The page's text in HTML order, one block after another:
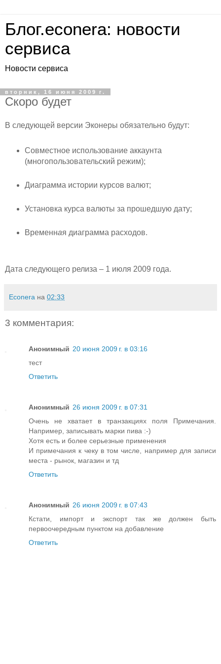
Блог.econera: новости
сервиса
Новости сервиса
вторник, 16 июня 2009 г.
Скоро будет
В следующей версии Эконеры обязательно будут:
Совместное использование аккаунта
(многопользовательский режим);
Диаграмма истории курсов валют;
Установка курса валюты за прошедшую дату;
Временная диаграмма расходов.
Дата следующего релиза – 1 июля 2009 года.
Econera на 02:33
3 комментария:
Анонимный 20 июня 2009 г. в 03:16
тест
Ответить
Анонимный 26 июня 2009 г. в 07:31
Очень не хватает в транзакциях поля Примечания.
Например, записывать марки пива :-)
Хотя есть и более серьезные применения
И примечания к чеку в том числе, например для записи
места - рынок, магазин и тд
Ответить
Анонимный 26 июня 2009 г. в 07:43
Кстати, импорт и экспорт так же должен быть
первоочередным пунктом на добавление
Ответить